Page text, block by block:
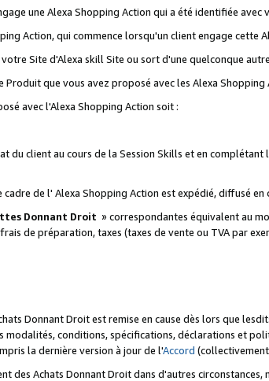
une Alexa Shopping Action qui a été identifiée avec
Action, qui commence lorsqu'un client engage cette
Site d'Alexa skill Site ou sort d'une quelconque
que vous avez proposé avec les Alexa Shopping
avec l'Alexa Shopping Action soit :
du client au cours de la Session Skills et en
de l' Alexa Shopping Action est expédié, diffusé
Donnant Droit » correspondantes équivalent au
de préparation, taxes (taxes de vente ou TVA par
Donnant Droit est remise en cause dès lors que
modalités, conditions, spécifications, déclarations et
la dernière version à jour de l'Accord
des Achats Donnant Droit dans d'autres